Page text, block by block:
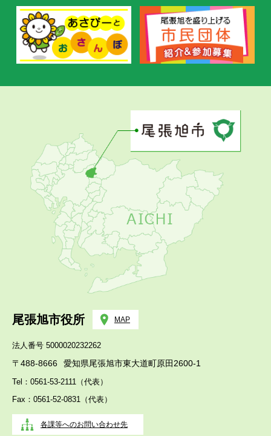
尾張旭市役所 MAP
法人番号 5000020232262
〒488-8666 愛知県尾張旭市東大道町原田2600-1
Tel：0561-53-2111（代表）
Fax：0561-52-0831（代表）
各課等へのお問い合わせ先